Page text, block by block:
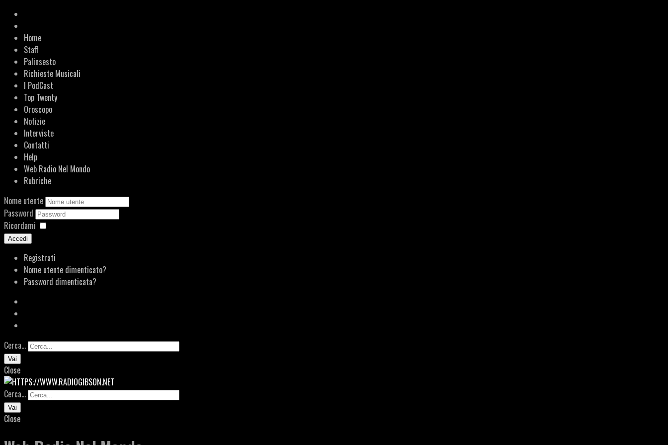
Home
Staff
Palinsesto
Richieste Musicali
I PodCast
Top Twenty
Oroscopo
Notizie
Interviste
Contatti
Help
Web Radio Nel Mondo
Rubriche
Nome utente
Password
Ricordami
Accedi
Registrati
Nome utente dimenticato?
Password dimenticata?
Cerca...
Vai
Close
Cerca...
Vai
Close